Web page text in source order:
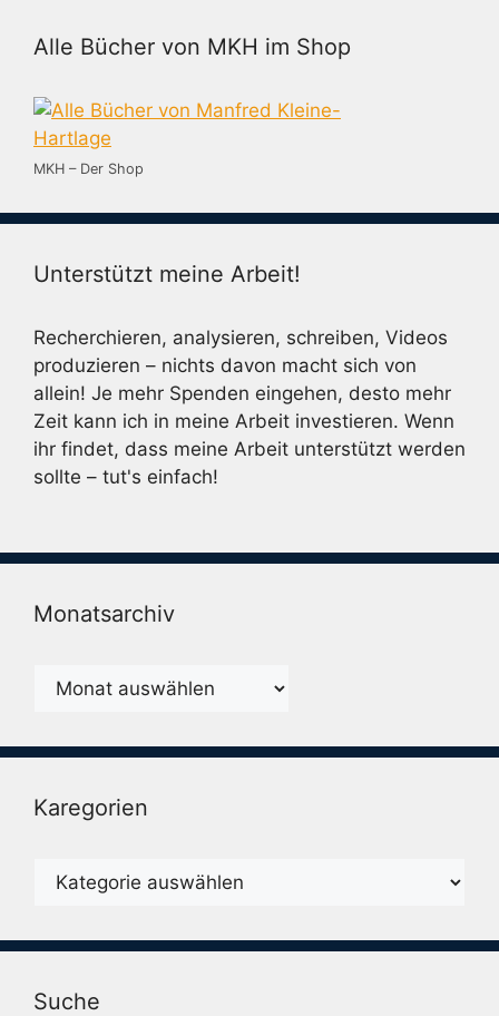
Alle Bücher von MKH im Shop
MKH – Der Shop
Unterstützt meine Arbeit!
Recherchieren, analysieren, schreiben, Videos
produzieren – nichts davon macht sich von
allein! Je mehr Spenden eingehen, desto mehr
Zeit kann ich in meine Arbeit investieren. Wenn
ihr findet, dass meine Arbeit unterstützt werden
sollte – tut's einfach!
Monatsarchiv
Monatsarchiv
Karegorien
Karegorien
Suche